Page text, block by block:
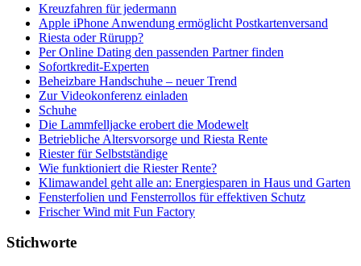
Kreuzfahren für jedermann
Apple iPhone Anwendung ermöglicht Postkartenversand
Riesta oder Rürupp?
Per Online Dating den passenden Partner finden
Sofortkredit-Experten
Beheizbare Handschuhe – neuer Trend
Zur Videokonferenz einladen
Schuhe
Die Lammfelljacke erobert die Modewelt
Betriebliche Altersvorsorge und Riesta Rente
Riester für Selbstständige
Wie funktioniert die Riester Rente?
Klimawandel geht alle an: Energiesparen in Haus und Garten
Fensterfolien und Fensterrollos für effektiven Schutz
Frischer Wind mit Fun Factory
Stichworte